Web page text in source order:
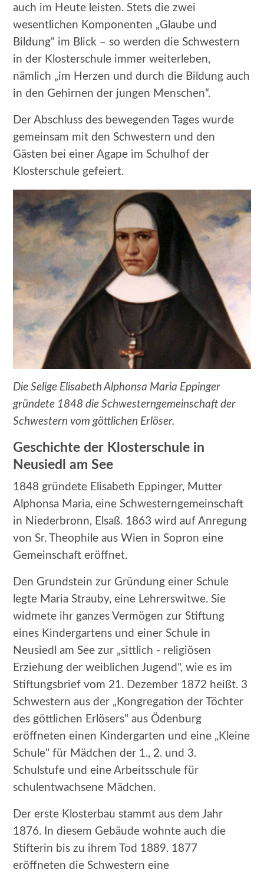
auch im Heute leisten. Stets die zwei
wesentlichen Komponenten „Glaube und
Bildung“ im Blick – so werden die Schwestern
in der Klosterschule immer weiterleben,
nämlich „im Herzen und durch die Bildung auch
in den Gehirnen der jungen Menschen“.
Der Abschluss des bewegenden Tages wurde
gemeinsam mit den Schwestern und den
Gästen bei einer Agape im Schulhof der
Klosterschule gefeiert.
Die Selige Elisabeth Alphonsa Maria Eppinger
gründete 1848 die Schwesterngemeinschaft der
Schwestern vom göttlichen Erlöser.
Geschichte der Klosterschule in
Neusiedl am See
1848 gründete Elisabeth Eppinger, Mutter
Alphonsa Maria, eine Schwesterngemeinschaft
in Niederbronn, Elsaß. 1863 wird auf Anregung
von Sr. Theophile aus Wien in Sopron eine
Gemeinschaft eröffnet.
Den Grundstein zur Gründung einer Schule
legte Maria Strauby, eine Lehrerswitwe. Sie
widmete ihr ganzes Vermögen zur Stiftung
eines Kindergartens und einer Schule in
Neusiedl am See zur „sittlich - religiösen
Erziehung der weiblichen Jugend", wie es im
Stiftungsbrief vom 21. Dezember 1872 heißt. 3
Schwestern aus der „Kongregation der Töchter
des göttlichen Erlösers" aus Ödenburg
eröffneten einen Kindergarten und eine „Kleine
Schule" für Mädchen der 1., 2. und 3.
Schulstufe und eine Arbeitsschule für
schulentwachsene Mädchen.
Der erste Klosterbau stammt aus dem Jahr
1876. In diesem Gebäude wohnte auch die
Stifterin bis zu ihrem Tod 1889. 1877
eröffneten die Schwestern eine